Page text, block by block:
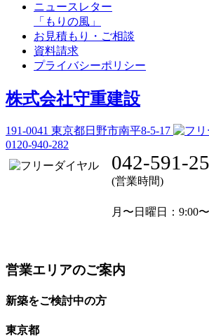
ニュースレター
「もりの風」
お見積もり・ご相談
資料請求
プライバシーポリシー
株式会社守重建設
191-0041 東京都日野市南平8-5-17
0120-940-282
042-591-
(営業時間)
月〜日曜日 ：9:00
営業エリアのご案内
新築をご検討中の方
東京都